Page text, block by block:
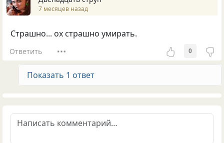
7 месяцев назад
Страшно... ох страшно умирать.
Ответить 0
Показать 1 ответ